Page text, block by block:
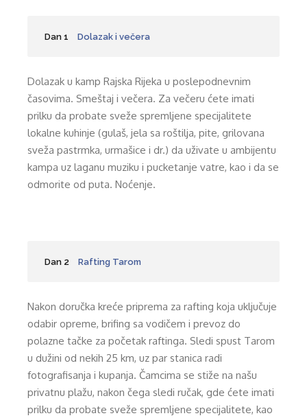
Dan 1 Dolazak i večera
Dolazak u kamp Rajska Rijeka u poslepodnevnim
časovima. Smeštaj i večera. Za večeru ćete imati
prilku da probate sveže spremljene specijalitete
lokalne kuhinje (gulaš, jela sa roštilja, pite, grilovana
sveža pastrmka, urmašice i dr.) da uživate u ambijentu
kampa uz laganu muziku i pucketanje vatre, kao i da se
odmorite od puta. Noćenje.
Dan 2 Rafting Tarom
Nakon doručka kreće priprema za rafting koja uključuje
odabir opreme, brifing sa vodičem i prevoz do
polazne tačke za početak raftinga. Sledi spust Tarom
u dužini od nekih 25 km, uz par stanica radi
fotografisanja i kupanja. Čamcima se stiže na našu
privatnu plažu, nakon čega sledi ručak, gde ćete imati
prilku da probate sveže spremljene specijalitete, kao